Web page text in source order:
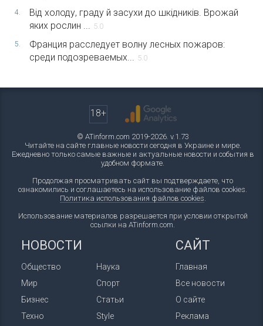
4.
Від холоду, граду й засухи до шкідників. Врожай
яких рослин ...
5.0
5.
Франция расследует волну лесных пожаров:
среди подозреваемых...
5.0
18+
© ATinform.com 2019-2026. v.1.73
Читайте на сайте главные новости сегодня в Украине и мире.
Ежедневно только самые важные и актуальные новости и события в
удобном формате.
Продолжая просматривать сайт вы подтверждаете, что
ознакомились и соглашаетесь на использование файлов cookies.
Политика использования файлов cookies
Использование материалов разрешается при условии открытой
ссылки на ATinform.com.
НОВОСТИ
Общество
Мир
Бизнес
Техно
Наука
Спорт
Статьи
Style
САЙТ
Главная
Все новости
О сайте
Реклама